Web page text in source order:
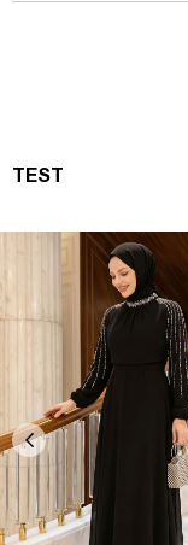
TEST